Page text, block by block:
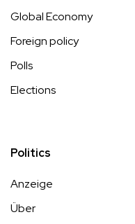
Global Economy
Foreign policy
Polls
Elections
Politics
Anzeige
Über